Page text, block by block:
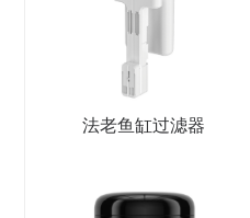
法老鱼缸过滤器